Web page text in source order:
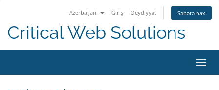
Azerbaijani Giriş Qeydiyyat Səbətə bax
Critical Web Solutions
keçid